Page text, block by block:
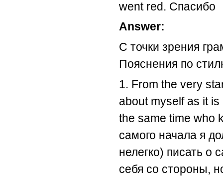
went red. Спасибо
Answer:
С точки зрения
Пояснения по
1. From the very
about myself as it
the same time who
самого начала я
нелегко) писать о
себя со стороны,